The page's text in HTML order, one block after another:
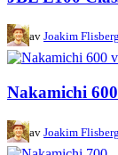
av Joakim Flisberg
Nakamichi
av Joakim Flisberg